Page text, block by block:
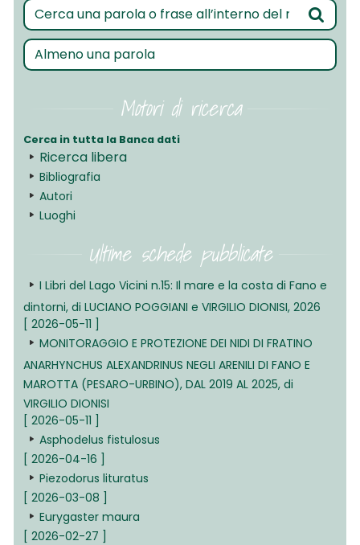
Motori di ricerca
Cerca in tutta la Banca dati
Ricerca libera
Bibliografia
Autori
Luoghi
Ultime schede pubblicate
I Libri del Lago Vicini n.15: Il mare e la costa di Fano e
dintorni, di LUCIANO POGGIANI e VIRGILIO DIONISI, 2026
[ 2026-05-11 ]
MONITORAGGIO E PROTEZIONE DEI NIDI DI FRATINO
ANARHYNCHUS ALEXANDRINUS NEGLI ARENILI DI FANO E
MAROTTA (PESARO-URBINO), DAL 2019 AL 2025, di
VIRGILIO DIONISI
[ 2026-05-11 ]
Asphodelus fistulosus
[ 2026-04-16 ]
Piezodorus lituratus
[ 2026-03-08 ]
Eurygaster maura
[ 2026-02-27 ]